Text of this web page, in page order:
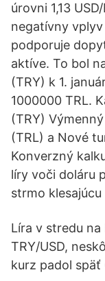
úrovni 1,13
negatívny
podporuje
aktíve. To bol
(TRY) k 1.
1000000 TRL.
(TRY)
(TRL) a Nové
Konverzný
líry voči doláru
strmo klesajúcu
Líra v stredu
TRY/USD,
kurz padol späť